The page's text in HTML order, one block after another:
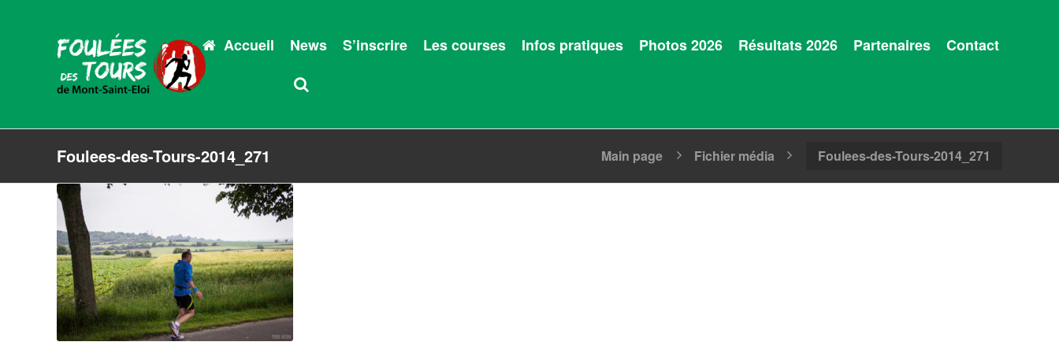
Accueil News S’inscrire Les courses Infos pratiques Photos 2026 Résultats 2026 Partenaires Contact
Foulees-des-Tours-2014_271 Main page Fichier média Foulees-des-Tours-2014_271